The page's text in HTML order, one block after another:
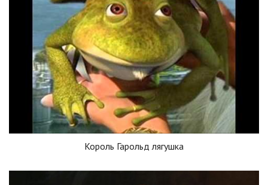
Король Гарольд лягушка